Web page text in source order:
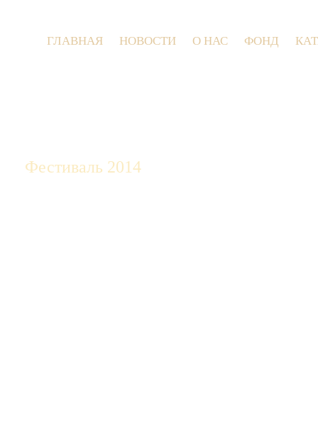
ГЛАВНАЯ НОВОСТИ О НАС ФОНД
Фестиваль 2014